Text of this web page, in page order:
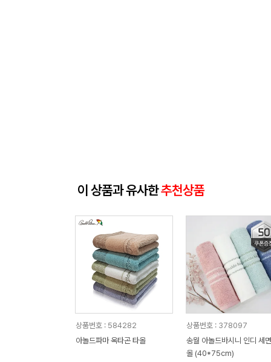
이 상품과 유사한추천상품
상품번호 : 584282
아놀드파마 옥타곤 타올
상품번호 : 378097
송월 아놀드바시니 인디 세
올 (40*75cm)